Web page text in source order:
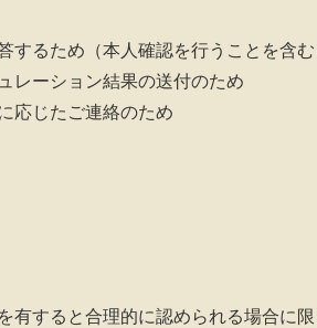
るため（本人確認を行うことを含む
レーション結果の送付のため
応じたご連絡のため
有すると合理的に認められる場合に